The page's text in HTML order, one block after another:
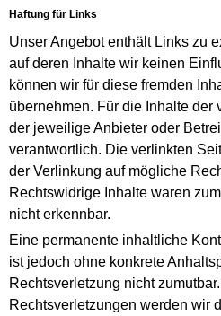
Haftung für Links
Unser Angebot enthält Links zu
auf deren Inhalte wir keinen
können wir für diese fremden
übernehmen. Für die Inhalte der
der jeweilige Anbieter oder
verantwortlich. Die verlinkten
der Verlinkung auf mögliche
Rechtswidrige Inhalte waren
nicht erkennbar.
Eine permanente inhaltliche
ist jedoch ohne konkrete
Rechtsverletzung nicht
Rechtsverletzungen werden wir